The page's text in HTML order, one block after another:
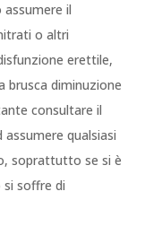
il
o altri
erettile,
brusca diminuzione
consultare il
qualsiasi
soprattutto se si è
si soffre di